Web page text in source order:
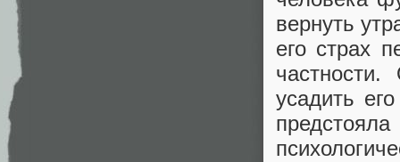
вернуть
его страх
усадить